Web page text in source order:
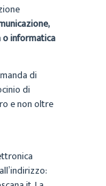
informatica
di
di
e non oltre